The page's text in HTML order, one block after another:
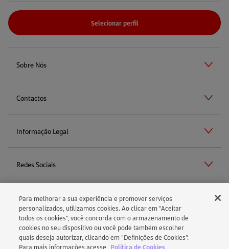
Selecionar perfil
Sobre Nós
Contactos
Informação Legal
Redes Sociais
Aviso Legal
Política de Cookies
Para melhorar a sua experiência e promover serviços
personalizados, utilizamos cookies. Ao clicar em "Aceitar
todos os cookies", você concorda com o armazenamento de
cookies no seu dispositivo ou você pode também escolher
quais deseja autorizar, clicando em "Definições de Cookies".
Para mais informações acesse Política de Cookies